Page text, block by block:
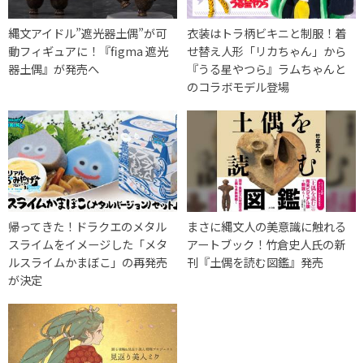
縄文アイドル”遮光器土偶”が可
動フィギュアに！『figma 遮光
器土偶』が発売へ
衣装はトラ柄ビキニと制服！着
せ替え人形「リカちゃん」から
『うる星やつら』ラムちゃんと
のコラボモデル登場
帰ってきた！ドラクエのメタル
スライムをイメージした「メタ
ルスライムかまぼこ」の再発売
が決定
まさに縄文人の美意識に触れる
アートブック！竹倉史人氏の新
刊『土偶を読む図鑑』発売